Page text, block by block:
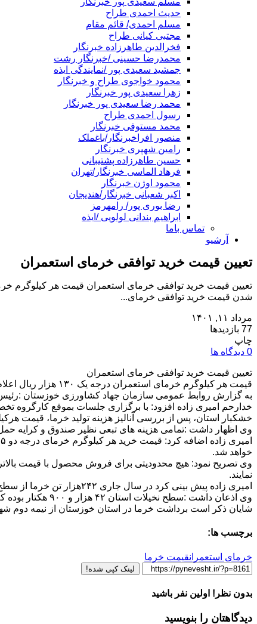
حدیث احمدی طراح
مسلم احمدی/ قائم مقام
مجتبی کیانی طراح
فخرالدین طاهرزاده خبرنگار
محمدرضا حسینی /خبرنگار رشت
جمشید سعیدی پور /نمایندگی ایذه
محمود خواجوی طراح و خبرنگار
زهرا سعیدی پور خبرنگار
محمد رضا سعیدی پور خبرنگار
رسول احمدی طراح
محمد مستوفی خبرنگار
منصور افراخبرنگار/باغملک
رامین شهپری خبرنگار
حسین طاهرزاده پشتیبانی
فرهاد الماسی خبرنگار/تهران
محمود اوژن خبرنگار
اکبر شعبانی خبرنگار/هندیجان
رضا بوری پور/ رامهرمز
ابراهیم بندانی لولویی /ایذه
تماس باما
آرشیو
تعیین قیمت خرید توافقی خرمای استعمران
شدن قیمت خرید توافقی خرمای...
مرداد ۱۱, ۱۴۰۱
77 بازدیدها
چاپ
0 دیدگاه ها
تعیین قیمت خرید توافقی خرمای استعمران
قیمت هر کیلوگرم خرمای استعمران درجه یک ۱۳۰ هزار ریال اعلام شد
به گزارش روابط عمومی سازمان جهاد کشاورزی خوزستان
خدارحم امیری زاده افزود: با برگزاری جلسات بموقع کارگروه
خشکبار استان، پس از بررسی آنالیز هزینه تولید خرما، قیمت هرکیلوگرم خرمای
وی اظهار داشت :تمامی هزینه های تبعی نظیر صندوق و کرایه حمل
خواهد شد.
وی تصریح نمود: هیچ محدودیتی برای فروش محصول با قیمت
نمایند.
امیری زاده پیش بینی کرد در سال جاری ۲۴۲هزار تن خرما از سطح نخیلات استان برداشت شود.
وی اذعان داشت :سطح نخیلات استان ۴۲ هزار و ۹۰۰ هکتار بوده که از این میزان ، ۳۶ هزار و ۷۰۰ هکتار نخیلات مثمر و مابقی نخیلات جوان ناشی از توسعه جدید می باشند.
شایان ذکر است برداشت خرما در استان خوزستان از نیمه دوم
برچسب ها:
خرمای استعمرانقیمت خرما
لینک کپی شده!
بدون نظر! اولین نفر باشید
دیدگاهتان را بنویسید